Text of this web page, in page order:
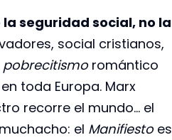
seguridad social, no la
social cristianos,
pobrecitismoromántico
toda Europa. Marx
recorre el mundo… el
el Manifiestoes